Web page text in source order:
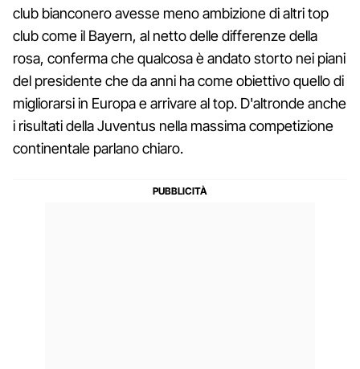
club bianconero avesse meno ambizione di altri top
club come il Bayern, al netto delle differenze della
rosa, conferma che qualcosa è andato storto nei piani
del presidente che da anni ha come obiettivo quello di
migliorarsi in Europa e arrivare al top. D'altronde anche
i risultati della Juventus nella massima competizione
continentale parlano chiaro.